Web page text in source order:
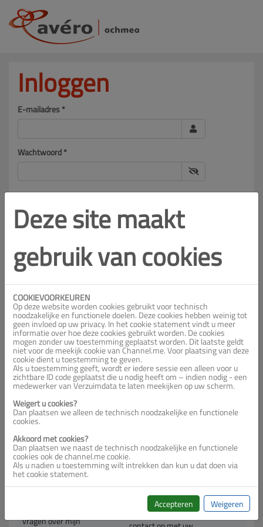
Inloggen
E-mailadres *
Wachtwoord *
Inloggen
Heeft u een aanmeldcode en een tijdelijk wachtwoord ontvangen?
Klik danhier
om een profiel aan te maken.
Extra gebruiker aanvragen?
Mededelingen
Heeft u inlog gegevens voor meerdere verzekeringen?
Stuur dan een e-mail naar avero@verzuimdata.nl om een Multi-
login aan te laten maken.
Wij geven u dan een account met toegang tot meerdere
meldloketten. Zo hoeft u maar één keer in te loggen.
Waar moet ik zijn voor...
vragen over het inloggen en
de werking van het
meldloket.
0180 - 33 09 06 of
avero@verzuimdata.nl
het aanvragen van een
vragen over mijn 013 - 46 23 382 of neem
Deze site maakt
gebruik van cookies
COOKIEVOORKEUREN
Op deze website worden cookies gebruikt voor technisch
noodzakelijke en functionele doelen. Deze cookies hebben weinig tot
geen invloed op uw privacy. In het cookie statement vindt u meer
informatie over hoe deze cookies gebruikt worden. De cookies
mogen zonder uw toestemming geplaatst worden. Dit laatste geldt
niet voor de meekijk cookie van Channel.me. Voor plaatsing van deze
cookie dient u toestemming te geven.
Als u toestemming geeft, wordt er iedere sessie een alleen voor u
zichtbare ID code geplaatst die u nodig heeft om – indien nodig - een
medewerker van Verzuimdata te laten meekijken op uw scherm.
Weigert u cookies?
Dan plaatsen we alleen de technisch noodzakelijke en functionele
cookies.
Akkoord met cookies?
Dan plaatsen we naast de technisch noodzakelijke en functionele
cookies ook de channel.me cookie.
Als u nadien u toestemming wilt intrekken dan kun u dat doen via
het cookie statement.
Accepteren Weigeren